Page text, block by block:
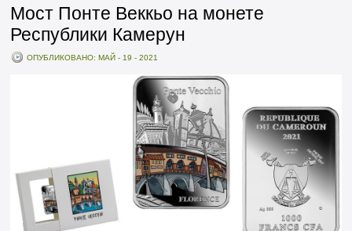
Мост Понте Веккьо на монете
Республики Камерун
ОПУБЛИКОВАНО: МАЙ - 19 - 2021